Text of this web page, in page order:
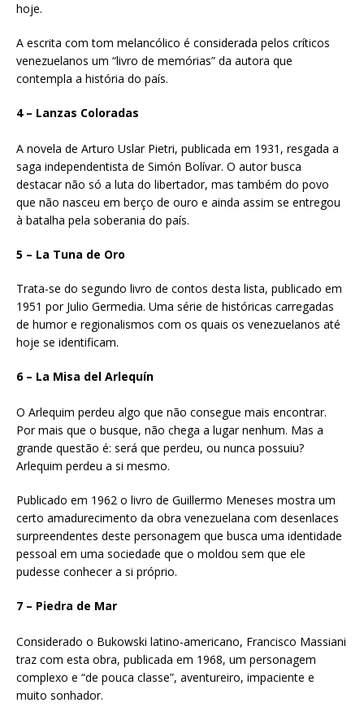
hoje.
A escrita com tom melancólico é considerada pelos críticos
venezuelanos um “livro de memórias” da autora que
contempla a história do país.
4 – Lanzas Coloradas
A novela de Arturo Uslar Pietri, publicada em 1931, resgada a
saga independentista de Simón Bolívar. O autor busca
destacar não só a luta do libertador, mas também do povo
que não nasceu em berço de ouro e ainda assim se entregou
à batalha pela soberania do país.
5 – La Tuna de Oro
Trata-se do segundo livro de contos desta lista, publicado em
1951 por Julio Germedia. Uma série de históricas carregadas
de humor e regionalismos com os quais os venezuelanos até
hoje se identificam.
6 – La Misa del Arlequín
O Arlequim perdeu algo que não consegue mais encontrar.
Por mais que o busque, não chega a lugar nenhum. Mas a
grande questão é: será que perdeu, ou nunca possuiu?
Arlequim perdeu a si mesmo.
Publicado em 1962 o livro de Guillermo Meneses mostra um
certo amadurecimento da obra venezuelana com desenlaces
surpreendentes deste personagem que busca uma identidade
pessoal em uma sociedade que o moldou sem que ele
pudesse conhecer a si próprio.
7 – Piedra de Mar
Considerado o Bukowski latino-americano, Francisco Massiani
traz com esta obra, publicada em 1968, um personagem
complexo e “de pouca classe”, aventureiro, impaciente e
muito sonhador.